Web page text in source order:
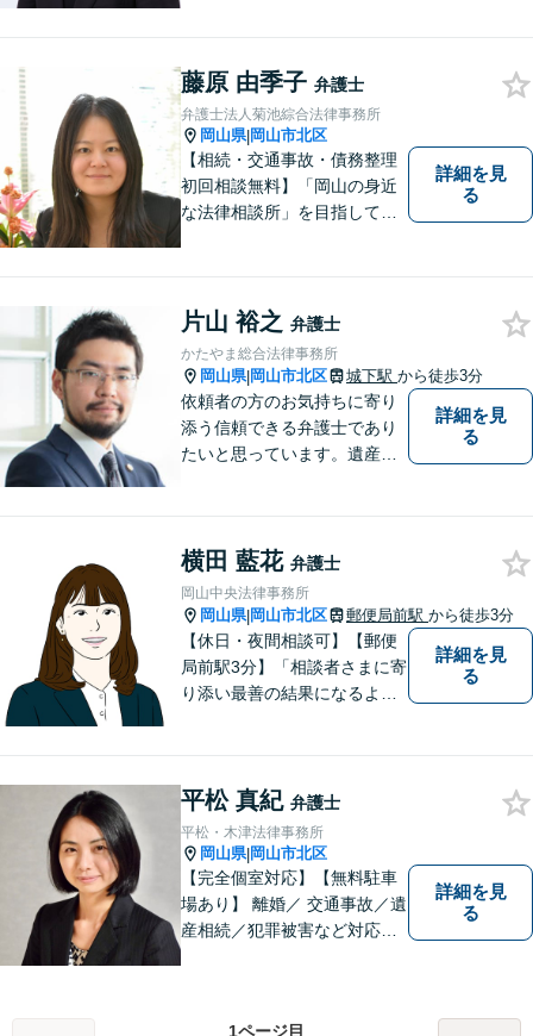
い！
藤原 由季子 弁護士
弁護士法人菊池綜合法律事務所
岡山県|岡山市北区
【相続・交通事故・債務整理
初回相談無料】「岡山の身近
な法律相談所」を目指してい
んなささいなことでも構いま
せん。お気軽にご相談くださ
い。【土曜日も受付可能】
【専用駐車場あり】
詳細を見
る
片山 裕之 弁護士
かたやま総合法律事務所
岡山県|岡山市北区 城下駅 から徒歩3分
依頼者の方のお気持ちに寄り
添う信頼できる弁護士であり
たいと思っています。遺産分
にご相談ください。
詳細を見
る
横田 藍花 弁護士
岡山中央法律事務所
岡山県|岡山市北区 郵便局前駅 から徒歩3分
【休日・夜間相談可】【郵便
局前駅3分】「相談者さまに寄
り添い最善の結果になるよう
よる不当な取り調べや身体拘
束から、依頼者さまの利益を
守ります【完全個室相談】
詳細を見
る
平松 真紀 弁護士
平松・木津法律事務所
岡山県|岡山市北区
【完全個室対応】【無料駐車
場あり】 離婚／ 交通事故／遺
産相続／犯罪被害など対応可
詳細を見
る
1ページ目